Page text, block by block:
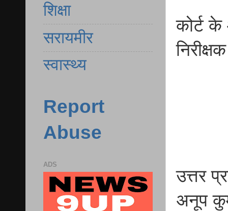
कोर्ट
उत्तर
अनूप
शिक्षा
सरायमीर
स्वास्थ्य
Report
Abuse
ADS